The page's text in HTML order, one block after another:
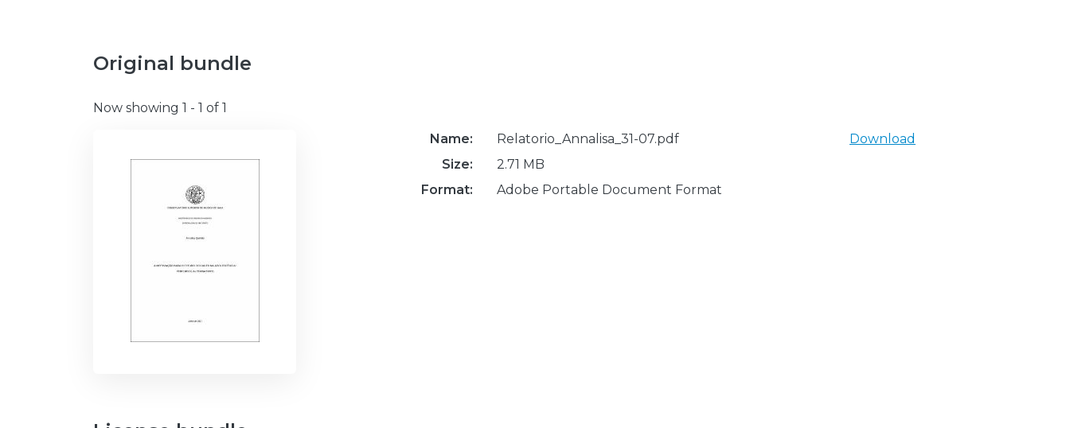
Original bundle
Now showing 1 - 1 of 1
Name:
Relatorio_Annalisa_31-07.pdf
Size:
2.71 MB
Format:
Adobe Portable Document Format
Download